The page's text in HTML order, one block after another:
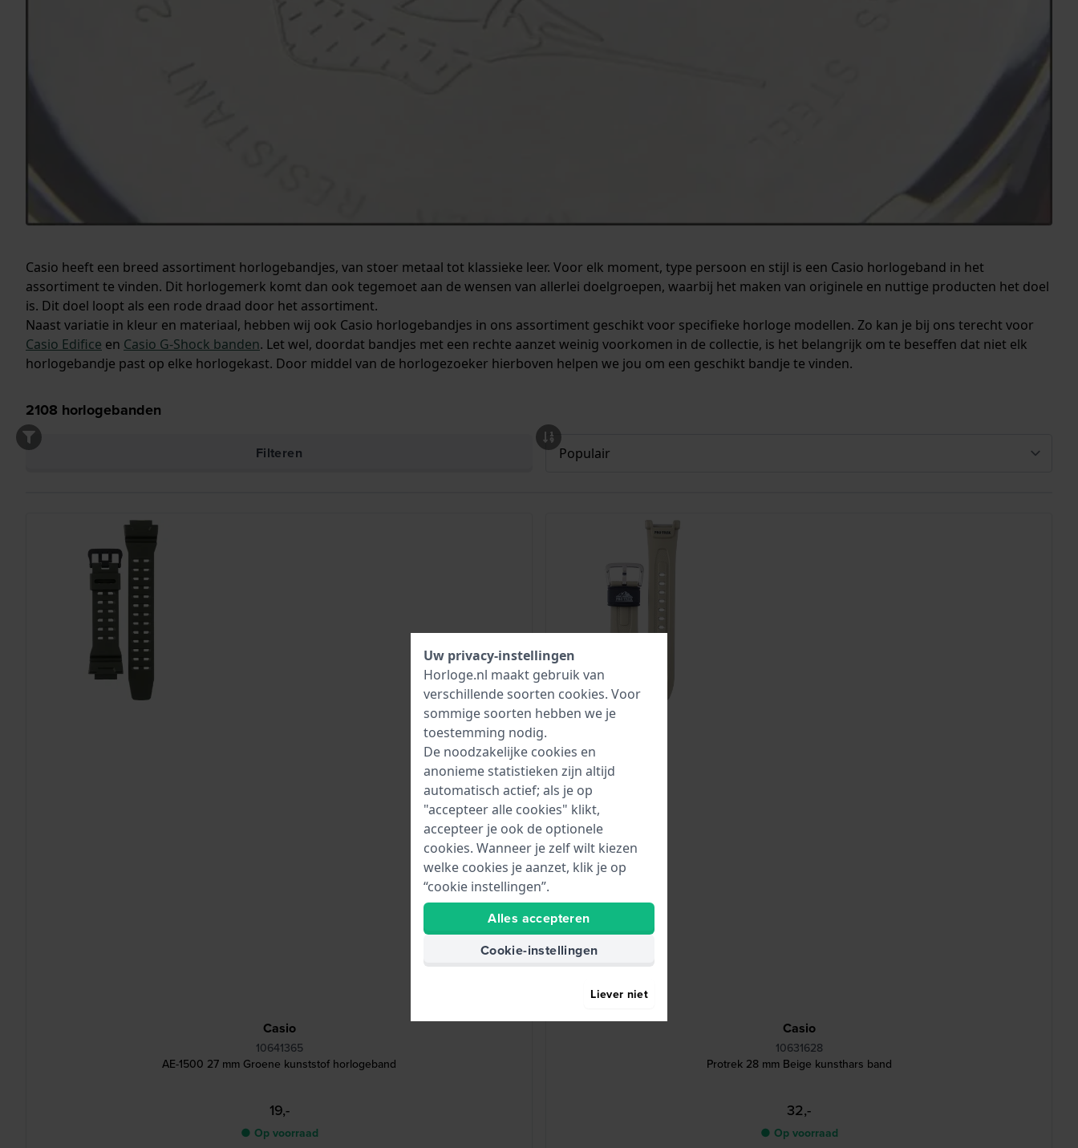
Casio heeft een breed assortiment horlogebandjes, van stoer metaal tot klassieke leer. Voor elk moment, type persoon en stijl is een Casio horlogeband in het
assortiment te vinden. Dit horlogemerk komt dan ook tegemoet aan de wensen van allerlei doelgroepen, waarbij het maken van originele en nuttige producten het doel
is. Dit doel loopt als een rode draad door het assortiment.
Naast variatie in kleur en materiaal, hebben wij ook Casio horlogebandjes in ons assortiment geschikt voor specifieke horloge modellen. Zo kan je bij ons terecht voor
Casio Edifice en Casio G-Shock banden. Let wel, doordat bandjes met een rechte aanzet weinig voorkomen in de collectie, is het belangrijk om te beseffen dat niet elk
horlogebandje past op elke horlogekast. Door middel van de horlogezoeker hierboven helpen we jou om een geschikt bandje te vinden.
2108 horlogebanden
Filteren
Casio
10641365
AE-1500 27 mm Groene kunststof horlogeband
19,-
● Op voorraad
Casio
10631628
Protrek 28 mm Beige kunsthars band
32,-
● Op voorraad
Uw privacy-instellingen
Horloge.nl maakt gebruik van
verschillende soorten cookies. Voor
sommige soorten hebben we je
toestemming nodig.
De noodzakelijke cookies en
anonieme statistieken zijn altijd
automatisch actief; als je op
"accepteer alle cookies" klikt,
accepteer je ook de optionele
cookies. Wanneer je zelf wilt kiezen
welke cookies je aanzet, klik je op
“cookie instellingen”.
Alles accepteren
Cookie-instellingen
Liever niet